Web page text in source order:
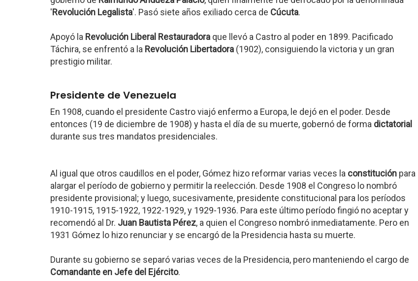
'Revolución Legalista'. Pasó siete años exiliado cerca de Cúcuta.
Apoyó la Revolución Liberal Restauradora que llevó a Castro al poder en 1899. Pacificado
Táchira, se enfrentó a la Revolución Libertadora (1902), consiguiendo la victoria y un gran
prestigio militar.
Presidente de Venezuela
En 1908, cuando el presidente Castro viajó enfermo a Europa, le dejó en el poder. Desde
entonces (19 de diciembre de 1908) y hasta el día de su muerte, gobernó de forma dictatorial
durante sus tres mandatos presidenciales.
Al igual que otros caudillos en el poder, Gómez hizo reformar varias veces la constitución para
alargar el período de gobierno y permitir la reelección. Desde 1908 el Congreso lo nombró
presidente provisional; y luego, sucesivamente, presidente constitucional para los períodos
1910-1915, 1915-1922, 1922-1929, y 1929-1936. Para este último período fingió no aceptar y
recomendó al Dr. Juan Bautista Pérez, a quien el Congreso nombró inmediatamente. Pero en
1931 Gómez lo hizo renunciar y se encargó de la Presidencia hasta su muerte.
Durante su gobierno se separó varias veces de la Presidencia, pero manteniendo el cargo de
Comandante en Jefe del Ejército.